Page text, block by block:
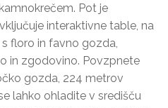
Pot je
interaktivne table, na
floro in favno gozda,
in zgodovino. Povzpnete
gozda, 224 metrov
lahko ohladite v središču